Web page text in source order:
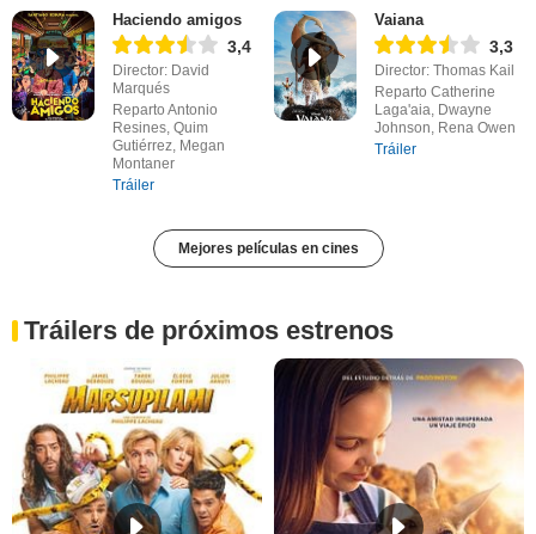
Haciendo amigos
3,4
Director: David
Marqués
Reparto Antonio
Resines, Quim
Gutiérrez, Megan
Montaner
Tráiler
Vaiana
3,3
Director: Thomas Kail
Reparto Catherine
Laga'aia, Dwayne
Johnson, Rena Owen
Tráiler
Mejores películas en cines
Tráilers de próximos estrenos